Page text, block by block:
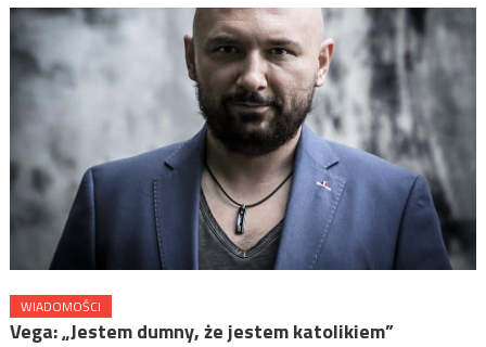
WIADOMOŚCI
Vega: „Jestem dumny, że jestem katolikiem”